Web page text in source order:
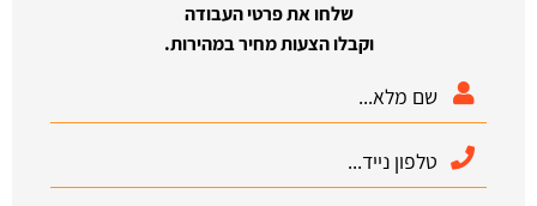
שלחו את פרטי העבודה
וקבלו הצעות מחיר במהירות.